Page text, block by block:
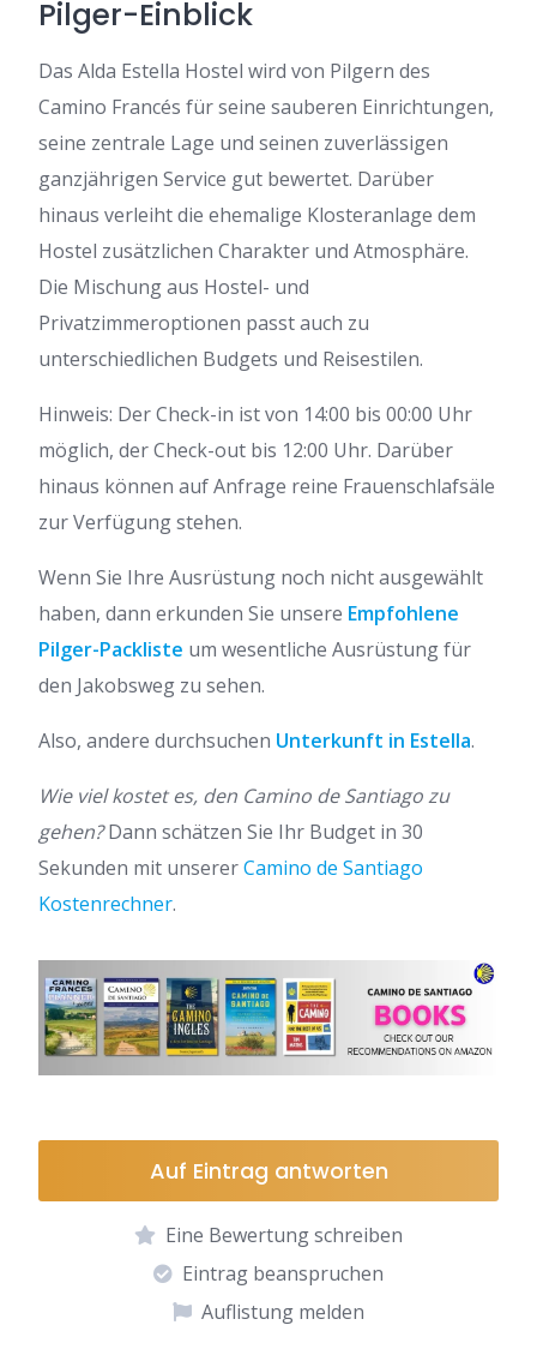
Pilger-Einblick
Das Alda Estella Hostel wird von Pilgern des
Camino Francés für seine sauberen Einrichtungen,
seine zentrale Lage und seinen zuverlässigen
ganzjährigen Service gut bewertet. Darüber
hinaus verleiht die ehemalige Klosteranlage dem
Hostel zusätzlichen Charakter und Atmosphäre.
Die Mischung aus Hostel- und
Privatzimmeroptionen passt auch zu
unterschiedlichen Budgets und Reisestilen.
Hinweis: Der Check-in ist von 14:00 bis 00:00 Uhr
möglich, der Check-out bis 12:00 Uhr. Darüber
hinaus können auf Anfrage reine Frauenschlafsäle
zur Verfügung stehen.
Wenn Sie Ihre Ausrüstung noch nicht ausgewählt
haben, dann erkunden Sie unsere Empfohlene
Pilger-Packliste um wesentliche Ausrüstung für
den Jakobsweg zu sehen.
Also, andere durchsuchen Unterkunft in Estella.
Wie viel kostet es, den Camino de Santiago zu
gehen?Dann schätzen Sie Ihr Budget in 30
Sekunden mit unsererCamino de Santiago
Kostenrechner.
Auf Eintrag antworten
Eine Bewertung schreiben
Eintrag beanspruchen
Auflistung melden